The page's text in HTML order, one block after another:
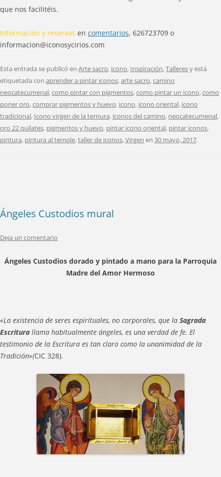
que nos facilitéis.
Información y reservas en comentarios, 626723709 o
informacion@iconosycirios.com
Esta entrada se publicó en Arte sacro, icono, Inspiración,Talleresy está
etiquetada con aprender a pintar iconos,arte sacro,camino
neocatecumenal,como pintar con pigmentos,como pintar un icono,como
poner oro,comprar pigmentos y huevo, icono, icono oriental, icono
tradicional, Icono virgen de la ternura, iconos del camino, neocatecumenal,
oro 22 quilates, pigmentos y huevo, pintar icono oriental, pintar iconos,
pintura, pintura al temple,taller de iconos,Virgen en 30 mayo, 2017.
Ángeles Custodios mural
Deja un comentario
Ángeles Custodios dorado y pintado a mano para la Parroquia
Madre del Amor Hermoso
«La existencia de seres espirituales, no corporales, que la Sagrada
Escritura llama habitualmente ángeles, es una verdad de fe. El
testimonio de la Escritura es tan claro como la unanimidad de la
Tradición»(CIC 328).